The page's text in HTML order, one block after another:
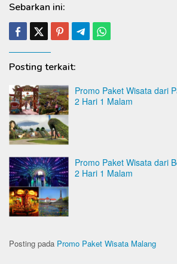
Sebarkan ini:
Posting terkait:
Promo Paket Wisata dari
2 Hari 1 Malam
Promo Paket Wisata dari
2 Hari 1 Malam
Posting pada Promo Paket Wisata Malang